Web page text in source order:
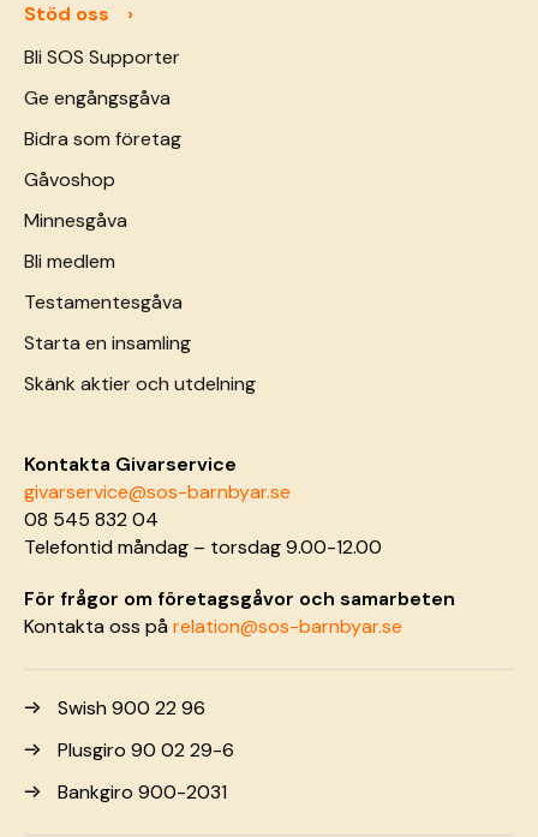
Stöd oss
Bli SOS Supporter
Ge engångsgåva
Bidra som företag
Gåvoshop
Minnesgåva
Bli medlem
Testamentesgåva
Starta en insamling
Skänk aktier och utdelning
Kontakta Givarservice
givarservice@sos-barnbyar.se
08 545 832 04
Telefontid måndag – torsdag 9.00-12.00
För frågor om företagsgåvor och samarbeten
Kontakta oss pårelation@sos-barnbyar.se
Swish 900 22 96
Plusgiro 90 02 29-6
Bankgiro 900-2031